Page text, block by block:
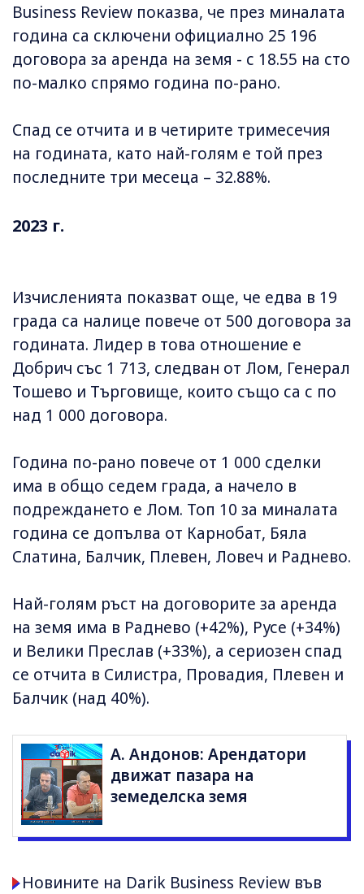
Business Review показва, че през миналата
година са сключени официално 25 196
договора за аренда на земя - с 18.55 на сто
по-малко спрямо година по-рано.
Спад се отчита и в четирите тримесечия
на годината, като най-голям е той през
последните три месеца – 32.88%.
2023 г.
Изчисленията показват още, че едва в 19
града са налице повече от 500 договора за
годината. Лидер в това отношение е
Добрич със 1 713, следван от Лом, Генерал
Тошево и Търговище, които също са с по
над 1 000 договора.
Година по-рано повече от 1 000 сделки
има в общо седем града, а начело в
подреждането е Лом. Топ 10 за миналата
година се допълва от Карнобат, Бяла
Слатина, Балчик, Плевен, Ловеч и Раднево.
Най-голям ръст на договорите за аренда
на земя има в Раднево (+42%), Русе (+34%)
и Велики Преслав (+33%), а сериозен спад
се отчита в Силистра, Провадия, Плевен и
Балчик (над 40%).
А. Андонов: Арендатори
движат пазара на
земеделска земя
Новините на Darik Business Review във